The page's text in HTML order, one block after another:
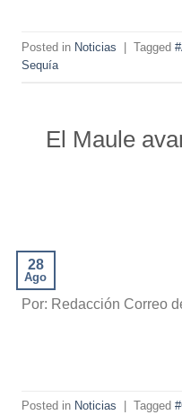
Posted in Noticias Tagged
Sequía
El Maule
28
Ago
Por: Redacción Correo
Posted in Noticias Tagged